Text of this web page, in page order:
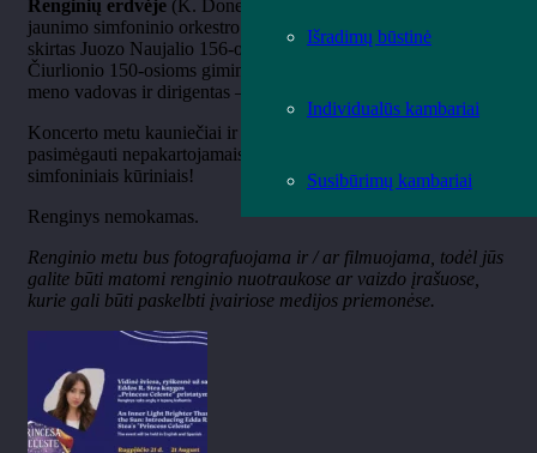
Išradimų būstinė
Individualūs kambariai
Susibūrimų kambariai
Renginių erdvėje (K. Donelaičio g. 8, 3 a.) skambės Kauno
jaunimo simfoninio orkestro
„Da Capo Al Fine“ koncertas,
skirtas Juozo Naujalio 156-osioms ir Mikalojaus Konstantino
Čiurlionio 150-osioms gimimo metinėms pažymėti. Orkestro
meno vadovas ir dirigentas – Domininkas Rama
Koncerto metu kauniečiai ir miesto svečiai kviečiami
pasimėgauti nepakartojamais J. Naujalio ir M. K. Čiurlionio
simfoniniais kūriniais!
Renginys nemokamas.
Renginio metu bus fotografuojama ir / ar filmuojama, todėl jūs
galite būti matomi renginio nuotraukose ar vaizdo įrašuose,
kurie gali būti paskelbti įvairiose medijos priemonėse.